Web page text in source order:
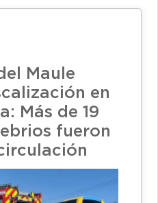
Maule
en
Más de 19
fueron